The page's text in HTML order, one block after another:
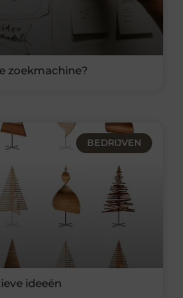
zoekmachine?
BEDRIJVEN
ideeën